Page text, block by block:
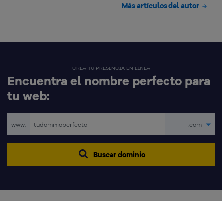
Más artículos del autor
CREA TU PRESENCIA EN LÍNEA
Encuentra el nombre perfecto para
tu web:
www. .com
Buscar dominio